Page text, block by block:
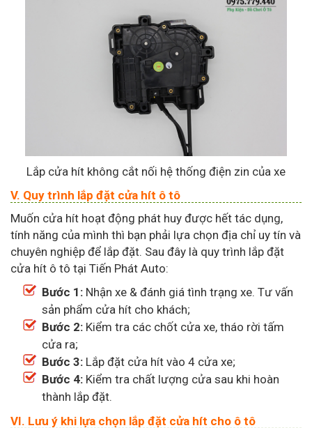
Lắp cửa hít không cắt nối hệ thống điện zin của xe
V. Quy trình lắp đặt cửa hít ô tô
Muốn cửa hít hoạt động phát huy được hết tác dụng,
tính năng của mình thì bạn phải lựa chọn địa chỉ uy tín và
chuyên nghiệp để lắp đặt. Sau đây là quy trình lắp đặt
cửa hít ô tô tại Tiến Phát Auto:
Bước 1: Nhận xe & đánh giá tình trạng xe. Tư vấn
sản phẩm cửa hít cho khách;
Bước 2: Kiểm tra các chốt cửa xe, tháo rời tấm
cửa ra;
Bước 3: Lắp đặt cửa hít vào 4 cửa xe;
Bước 4: Kiểm tra chất lượng cửa sau khi hoàn
thành lắp đặt.
VI. Lưu ý khi lựa chọn lắp đặt cửa hít cho ô tô